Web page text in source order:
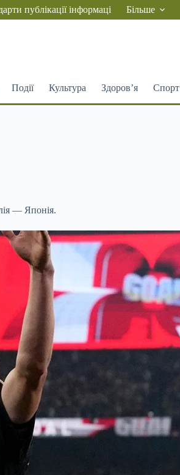
публікації інформаці Більше
Події Культура Здоров’я Спорт
— ​​Японія.